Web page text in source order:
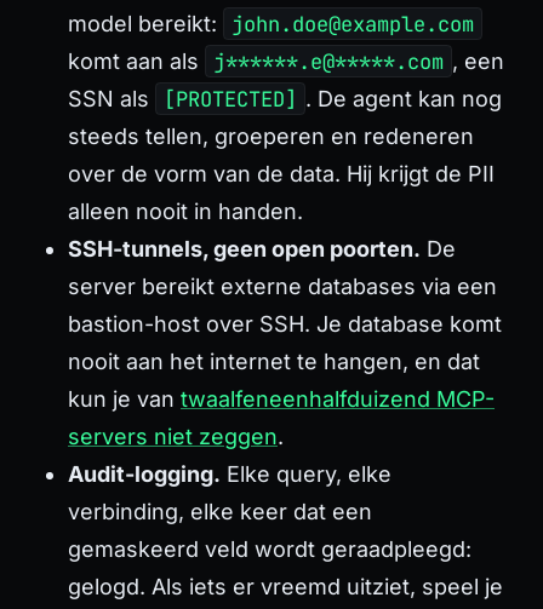
model bereikt:
john.doe@example.com
komt aan als j******.e@*****.com , een
SSN als
[PROTECTED] . De agent kan nog
steeds tellen, groeperen en redeneren
over de vorm van de data. Hij krijgt de PII
alleen nooit in handen.
SSH-tunnels, geen open poorten. De
server bereikt externe databases via een
bastion-host over SSH. Je database komt
nooit aan het internet te hangen, en dat
kun je van twaalfeneenhalfduizend MCP-
servers niet zeggen.
Audit-logging. Elke query, elke
verbinding, elke keer dat een
gemaskeerd veld wordt geraadpleegd:
gelogd. Als iets er vreemd uitziet, speel je